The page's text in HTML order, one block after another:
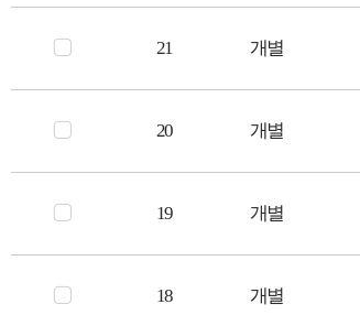
21 개별
20 개별
19 개별
18 개별